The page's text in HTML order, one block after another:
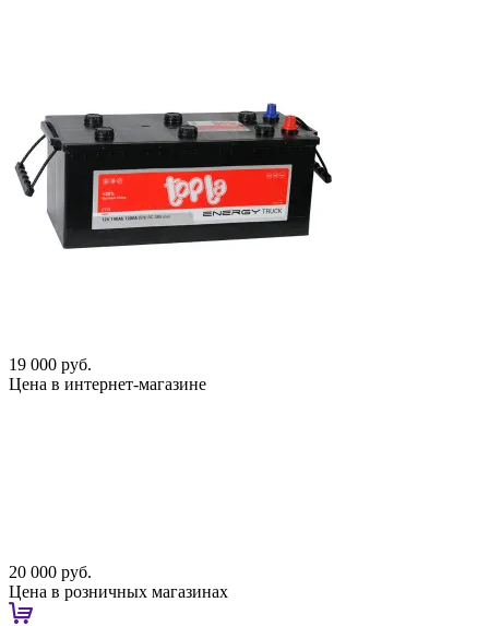
19 000 руб.
Цена в интернет-магазине
20 000 руб.
Цена в розничных магазинах